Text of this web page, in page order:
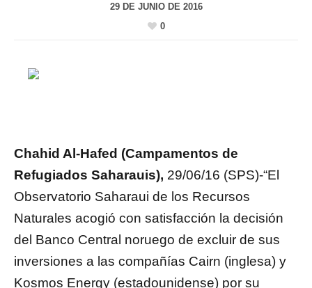
29 DE JUNIO DE 2016
0
Chahid Al-Hafed (Campamentos de
Refugiados Saharauis), 29/06/16 (SPS)-“El
Observatorio Saharaui de los Recursos
Naturales acogió con satisfacción la decisión
del Banco Central noruego de excluir de sus
inversiones a las compañías Cairn (inglesa) y
Kosmos Energy (estadounidense) por su